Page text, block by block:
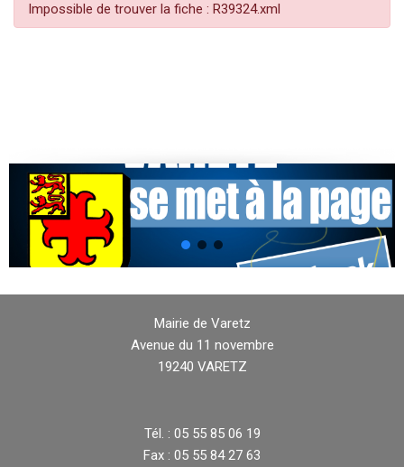
Impossible de trouver la fiche : R39324.xml
Mairie de Varetz
Avenue du 11 novembre
19240 VARETZ
Tél. : 05 55 85 06 19
Fax : 05 55 84 27 63